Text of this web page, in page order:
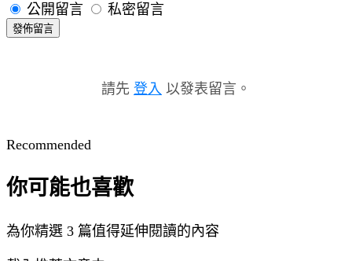
公開留言 私密留言
發佈留言
請先 登入 以發表留言。
Recommended
你可能也喜歡
為你精選 3 篇值得延伸閱讀的內容